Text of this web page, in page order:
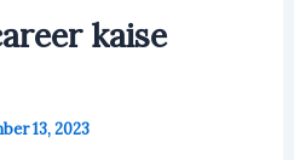
kaise
13, 2023